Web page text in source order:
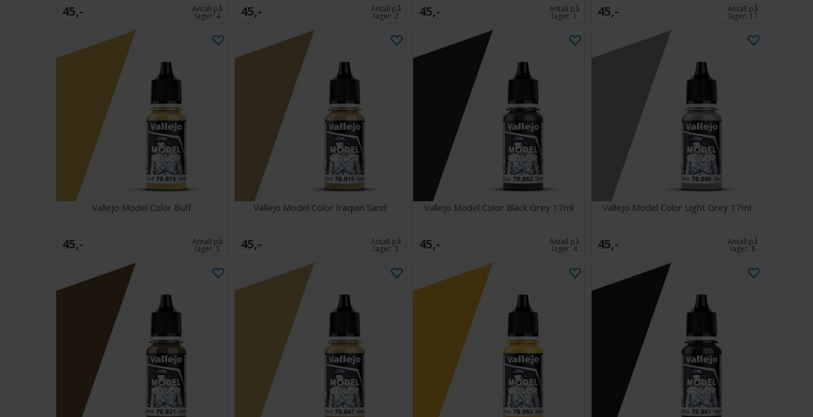
45,- Antall på
lager:4 45,- Antall på
lager:2 45,- Antall på
lager:1 45,- Antall på
lager: 17
Vallejo Model Color Buff
45,- Antall på
lager:5
Vallejo Model Color Iraqian Sand
45,- Antall på
lager:3
Vallejo Model Color Black Grey 17ml
45,- Antall på
lager:4
Vallejo Model Color Light Grey 17ml
45,- Antall på
lager:8